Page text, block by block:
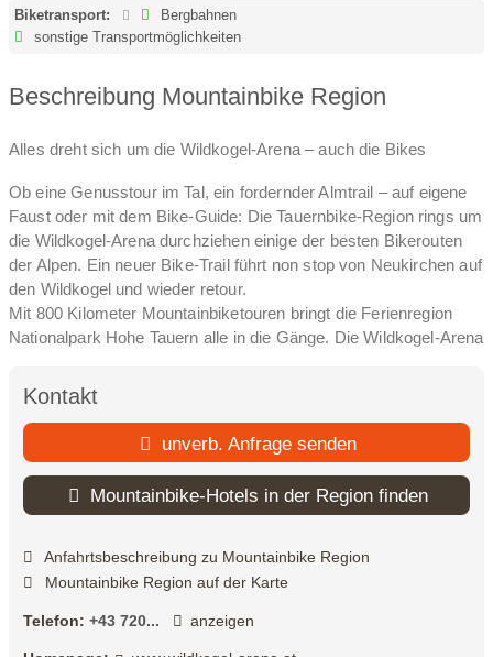
Biketransport:
Bergbahnen
sonstige Transportmöglichkeiten
Beschreibung Mountainbike Region
Alles dreht sich um die Wildkogel-Arena – auch die Bikes
Ob eine Genusstour im Tal, ein fordernder Almtrail – auf eigene
Faust oder mit dem Bike-Guide: Die Tauernbike-Region rings um
die Wildkogel-Arena durchziehen einige der besten Bikerouten
der Alpen. Ein neuer Bike-Trail führt non stop von Neukirchen auf
den Wildkogel und wieder retour.
Mit 800 Kilometer Mountainbiketouren bringt die Ferienregion
Nationalpark Hohe Tauern alle in die Gänge. Die Wildkogel-Arena
und kleine Radfans auf: Bei Familien ist der Tauernradweg die
erste Wahl, der 270 Kilometer an der Salzach entlang bis nach
Passau führt. Die Pinzgauer Lokalbahn zwischen Krimml und
Zell am See nimmt das Rad auch Huckepack. An jeder
Haltestelle hat man die Möglichkeit, vom Bike auf die Bahn
umzusatteln, wenn die Beine müde werden (Reservierung
Mountainbiker peilen die Nationalpark- und „Sonnseit“-Täler an
In die Nationalparktäler führen herrliche Bikestrecken,
Kontakt
unverb. Anfrage senden
Mountainbike-Hotels in der Region finden
Anfahrtsbeschreibung zu Mountainbike Region
Mountainbike Region auf der Karte
Telefon: +43 720... anzeigen